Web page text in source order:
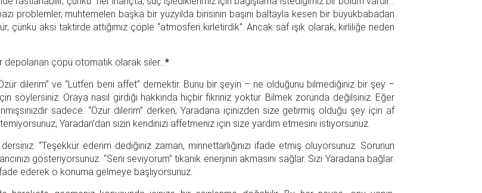
problemler, muhtemelen başka bir yüzyılda birisinin başını baltayla kesen bir büyükbabadan
çünkü aksi taktirde attığımız çöple “atmosferi kirletirdik”. Ancak saf ışık olarak, kirliliğe neden
depolanan çöpü otomatik olarak siler…*
dilerim” ve “Lütfen beni affet” demektir. Bunu bir şeyin – ne olduğunu bilmediğiniz bir şey –
söylersiniz. Oraya nasıl girdiği hakkında hiçbir fikriniz yoktur. Bilmek zorunda değilsiniz. Eğer
sadece. “Özür dilerim” derken, Yaradana içinizden size getirmiş olduğu şey için af
Yaradan’dan sizin kendinizi affetmeniz için size yardım etmesini istiyorsunuz.
“Teşekkür ederim dediğiniz zaman, minnettarlığınızı ifade etmiş oluyorsunuz. Sorunun
gösteriyorsunuz. “Seni seviyorum” tıkanık enerjinin akmasını sağlar. Sizi Yaradana bağlar.
ederek o konuma gelmeye başlıyorsunuz.